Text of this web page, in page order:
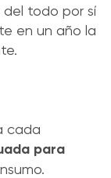
todo por sí
en un año la
cada
para